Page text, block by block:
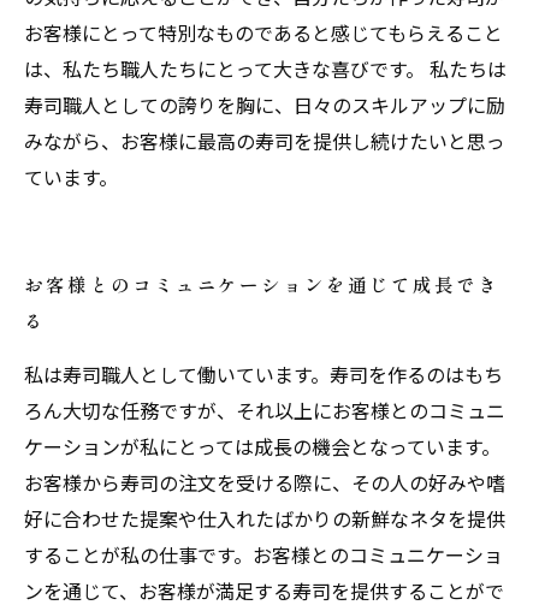
お客様にとって特別なものであると感じてもらえること
は、私たち職人たちにとって大きな喜びです。 私たちは
寿司職人としての誇りを胸に、日々のスキルアップに励
みながら、お客様に最高の寿司を提供し続けたいと思っ
ています。
お客様とのコミュニケーションを通じて成長でき
る
私は寿司職人として働いています。寿司を作るのはもち
ろん大切な任務ですが、それ以上にお客様とのコミュニ
ケーションが私にとっては成長の機会となっています。
お客様から寿司の注文を受ける際に、その人の好みや嗜
好に合わせた提案や仕入れたばかりの新鮮なネタを提供
することが私の仕事です。お客様とのコミュニケーショ
ンを通じて、お客様が満足する寿司を提供することがで